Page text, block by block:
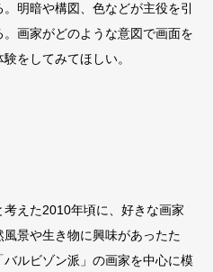
明暗や構図、色などが主役を引
画家がどのような意図で画面を
をしてみてほしい。
えた2010年頃に、好きな画家
景や生き物に興味があったた
ルビゾン派」の画家を中心に模